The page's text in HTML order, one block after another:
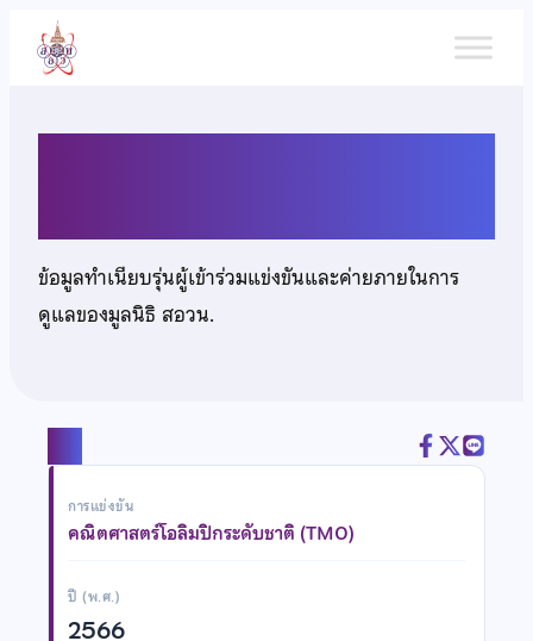
เนื้อหา
ข้อมูลทำเนียบรุ่นผู้เข้าร่วมแข่งขันและค่ายภายในการ
ดูแลของมูลนิธิ สอวน.
การแข่งขัน
คณิตศาสตร์โอลิมปิกระดับชาติ (TMO)
ปี (พ.ศ.)
2566